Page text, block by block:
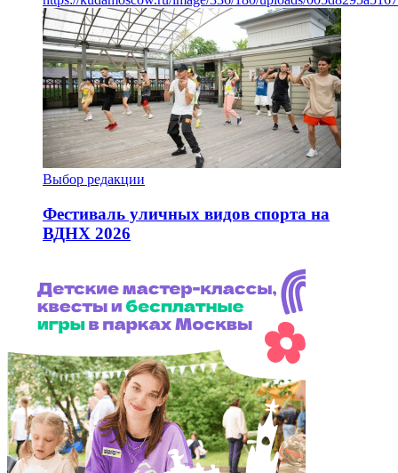
Выбор редакции
Фестиваль уличных видов спорта на
ВДНХ 2026